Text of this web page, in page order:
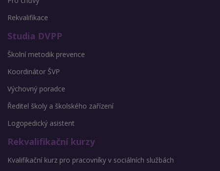
Rekvalifikace
Studia DVPP
Školní metodik prevence
Koordinátor ŠVP
Výchovný poradce
Ředitel školy a školského zařízení
Logopedický asistent
Rekvalifikační kurzy
Kvalifikační kurz pro pracovníky v sociálních službách